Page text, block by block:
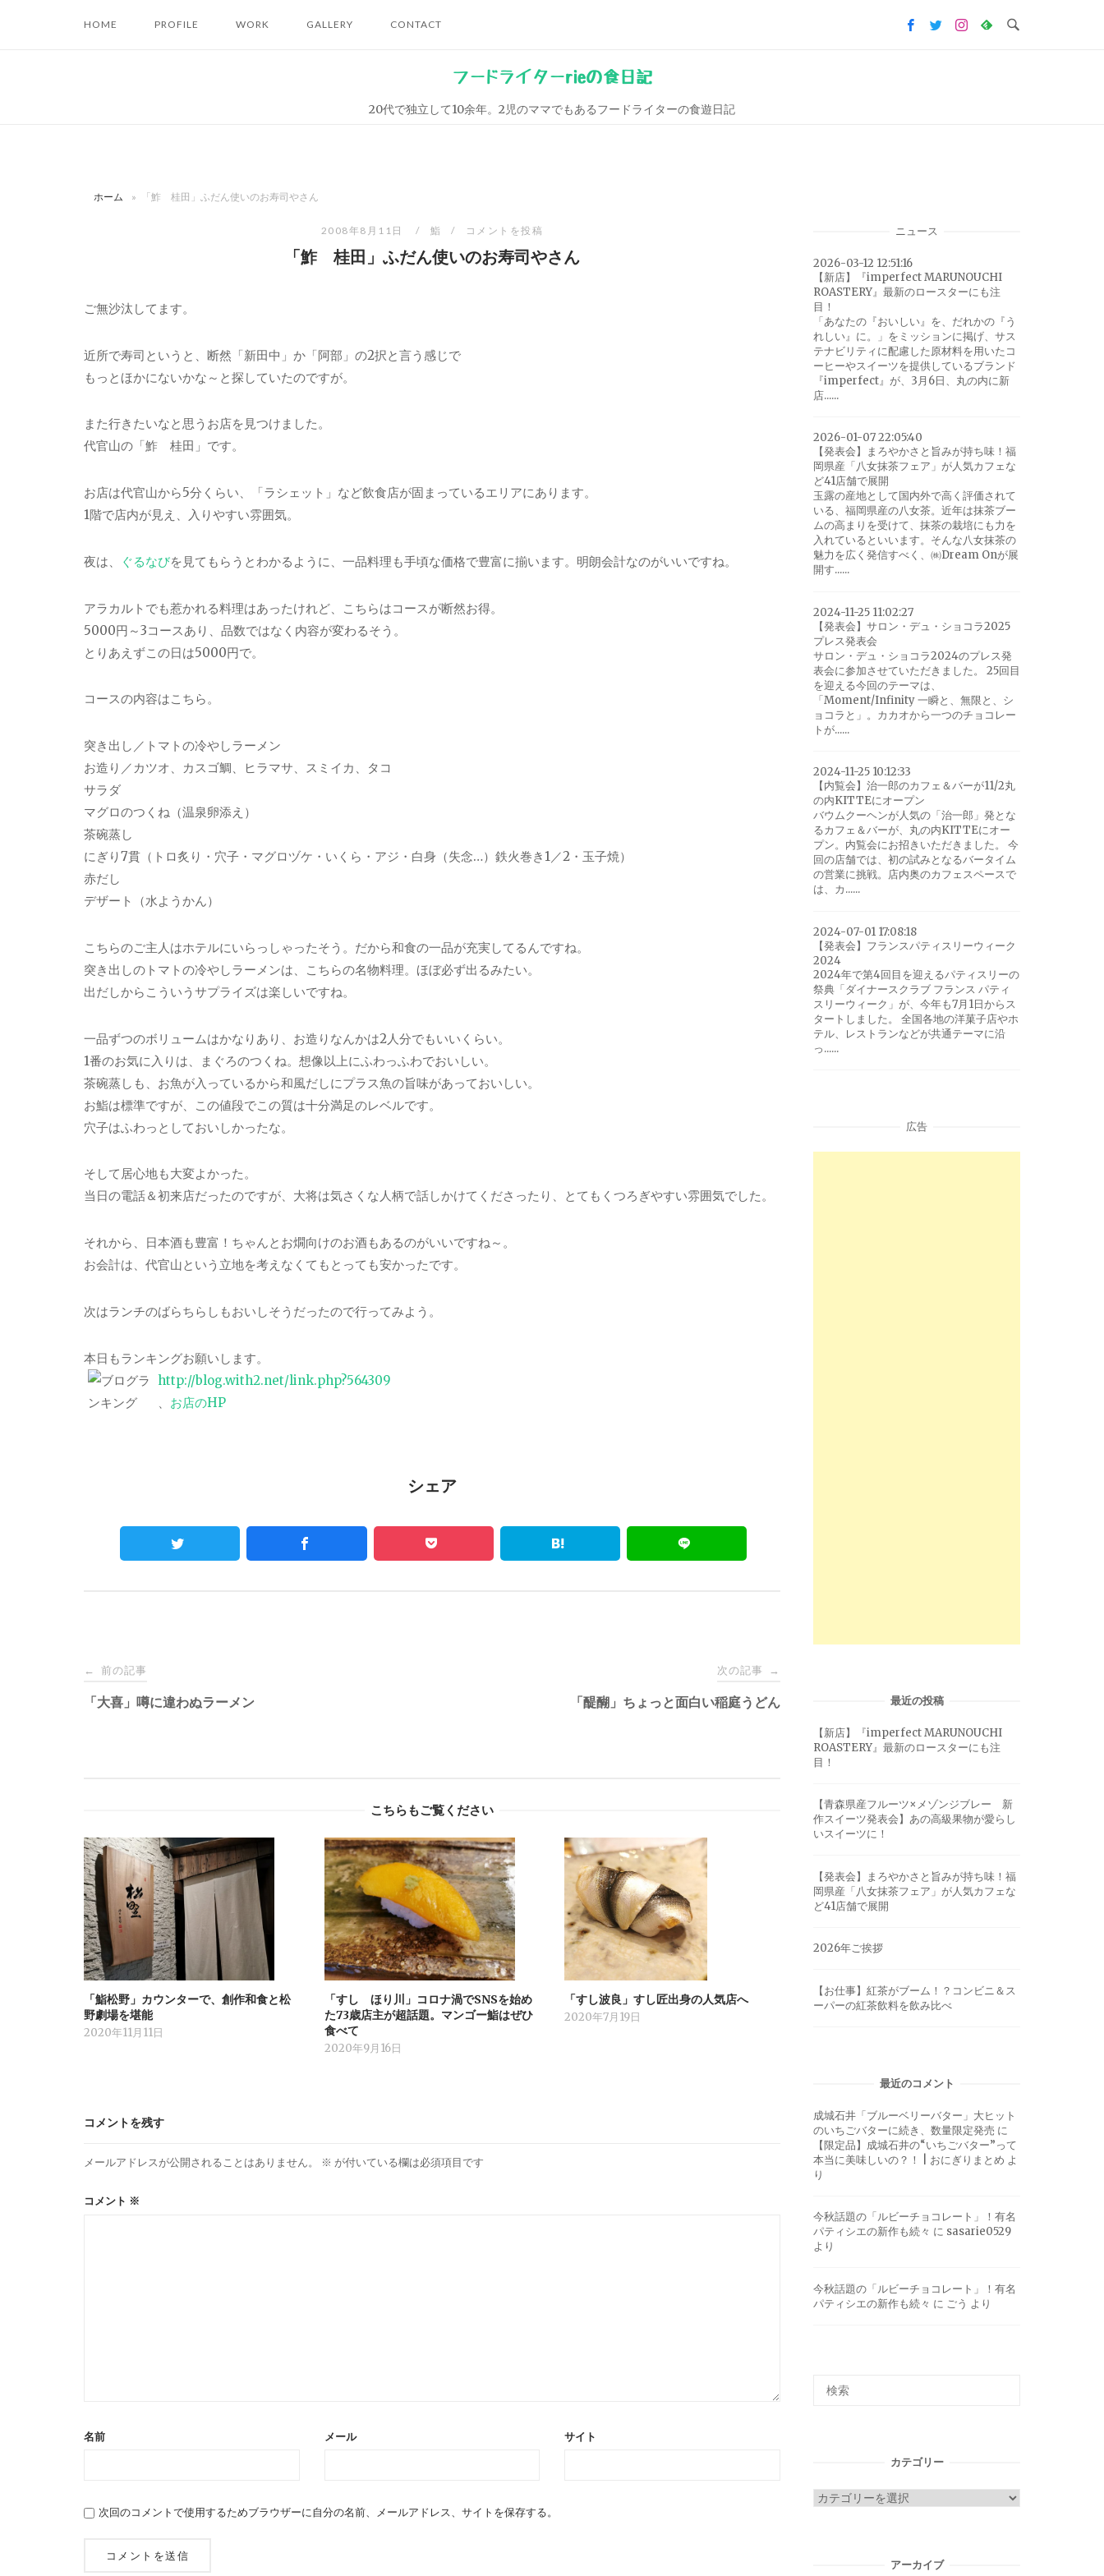
HOME PROFILE WORK GALLERY CONTACT
フードライターrieの食日記
20代で独立して10余年。2児のママでもあるフードライターの食遊日記
ホーム » 「鮓 桂田」ふだん使いのお寿司やさん
2008年8月11日 鮨 コメントを投稿
「鮓 桂田」ふだん使いのお寿司やさん
ご無沙汰してます。
近所で寿司というと、断然「新田中」か「阿部」の2択と言う感じで
もっとほかにないかな～と探していたのですが。
また行きたいなと思うお店を見つけました。
代官山の「鮓 桂田」です。
お店は代官山から5分くらい、「ラシェット」など飲食店が固まっているエリアにあります。
1階で店内が見え、入りやすい雰囲気。
夜は、 ぐるなびを見てもらうとわかるように、一品料理も手頃な価格で豊富に揃います。明朗会計なのがいいですね。
アラカルトでも惹かれる料理はあったけれど、こちらはコースが断然お得。
5000円～3コースあり、品数ではなく内容が変わるそう。
とりあえずこの日は5000円で。
コースの内容はこちら。
突き出し／トマトの冷やしラーメン
お造り／カツオ、カスゴ鯛、ヒラマサ、スミイカ、タコ
サラダ
マグロのつくね（温泉卵添え）
茶碗蒸し
にぎり7貫（トロ炙り・穴子・マグロヅケ・いくら・アジ・白身（失念…）鉄火巻き1／2・玉子焼）
赤だし
デザート（水ようかん）
こちらのご主人はホテルにいらっしゃったそう。だから和食の一品が充実してるんですね。
突き出しのトマトの冷やしラーメンは、こちらの名物料理。ほぼ必ず出るみたい。
出だしからこういうサプライズは楽しいですね。
一品ずつのボリュームはかなりあり、お造りなんかは2人分でもいいくらい。
1番のお気に入りは、まぐろのつくね。想像以上にふわっふわでおいしい。
茶碗蒸しも、お魚が入っているから和風だしにプラス魚の旨味があっておいしい。
お鮨は標準ですが、この値段でこの質は十分満足のレベルです。
穴子はふわっとしておいしかったな。
そして居心地も大変よかった。
当日の電話＆初来店だったのですが、大将は気さくな人柄で話しかけてくださったり、とてもくつろぎやすい雰囲気でした。
それから、日本酒も豊富！ちゃんとお燗向けのお酒もあるのがいいですね～。
お会計は、代官山という立地を考えなくてもとっても安かったです。
次はランチのばらちらしもおいしそうだったので行ってみよう。
本日もランキングお願いします。
http://blog.with2.net/link.php?564309
お店のHP
シェア
Post
navigation
← 前の記事
「大喜」噂に違わぬラーメン
次の記事 →
「醍醐」ちょっと面白い稲庭うどん
こちらもご覧ください
「鮨松野」カウンターで、創作和食と松
野劇場を堪能
2020年11月11日
「すし ほり川」コロナ渦でSNSを始め
た73歳店主が超話題。マンゴー鮨はぜひ
食べて
2020年9月16日
「すし波良」すし匠出身の人気店へ
2020年7月19日
コメントを残す
メールアドレスが公開されることはありません。 ※ が付いている欄は必須項目です
コメント ※
名前 メール サイト
次回のコメントで使用するためブラウザーに自分の名前、メールアドレス、サイトを保存する。
ニュース
2026-03-12 12:51:16
【新店】『imperfect MARUNOUCHI
ROASTERY』最新のロースターにも注
目！
「あなたの『おいしい』を、だれかの『う
れしい』に。」をミッションに掲げ、サス
テナビリティに配慮した原材料を用いたコ
ーヒーやスイーツを提供しているブランド
『imperfect』が、3月6日、丸の内に新
店......
2026-01-07 22:05:40
【発表会】まろやかさと旨みが持ち味！福
岡県産「八女抹茶フェア」が人気カフェな
ど41店舗で展開
玉露の産地として国内外で高く評価されて
いる、福岡県産の八女茶。近年は抹茶ブー
ムの高まりを受けて、抹茶の栽培にも力を
入れているといいます。そんな八女抹茶の
魅力を広く発信すべく、㈱Dream Onが展
開す......
2024-11-25 11:02:27
【発表会】サロン・デュ・ショコラ2025
プレス発表会
サロン・デュ・ショコラ2024のプレス発
表会に参加させていただきました。 25回目
を迎える今回のテーマは、
「Moment/Infinity 一瞬と、無限と、シ
ョコラと」。カカオから一つのチョコレー
トが......
2024-11-25 10:12:33
【内覧会】治一郎のカフェ＆バーが11/2丸
の内KITTEにオープン
バウムクーヘンが人気の「治一郎」発とな
るカフェ＆バーが、丸の内KITTEにオー
プン。内覧会にお招きいただきました。 今
回の店舗では、初の試みとなるバータイム
の営業に挑戦。店内奥のカフェスペースで
は、カ......
2024-07-01 17:08:18
【発表会】フランスパティスリーウィーク
2024
2024年で第4回目を迎えるパティスリーの
祭典「ダイナースクラブ フランス パティ
スリーウィーク」が、今年も7月1日からス
タートしました。 全国各地の洋菓子店やホ
テル、レストランなどが共通テーマに沿
っ......
広告
最近の投稿
【新店】『imperfect MARUNOUCHI
ROASTERY』最新のロースターにも注
目！
【青森県産フルーツ×メゾンジブレー 新
作スイーツ発表会】あの高級果物が愛らし
いスイーツに！
【発表会】まろやかさと旨みが持ち味！福
岡県産「八女抹茶フェア」が人気カフェな
ど41店舗で展開
2026年ご挨拶
【お仕事】紅茶がブーム！？コンビニ＆ス
ーパーの紅茶飲料を飲み比べ
最近のコメント
成城石井「ブルーベリーバター」大ヒット
のいちごバターに続き、数量限定発売 に
【限定品】成城石井の“いちごバター”って
本当に美味しいの？！ | おにぎりまとめ よ
り
今秋話題の「ルビーチョコレート」！有名
パティシエの新作も続々 に sasarie0529
より
今秋話題の「ルビーチョコレート」！有名
パティシエの新作も続々 に ごう より
カテゴリー
カ
アーカイブ